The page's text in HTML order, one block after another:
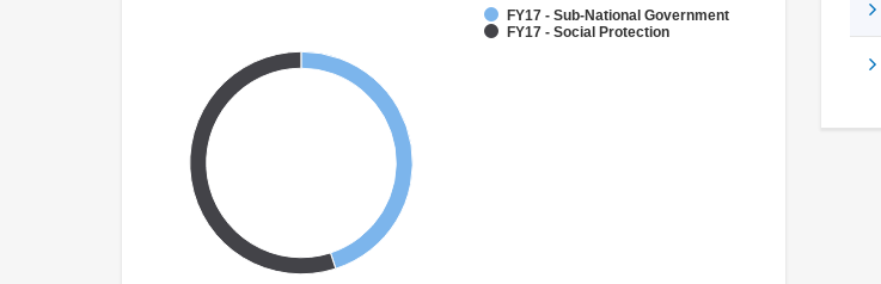
FY17 - Sub-National Government
FY17 - Social Protection